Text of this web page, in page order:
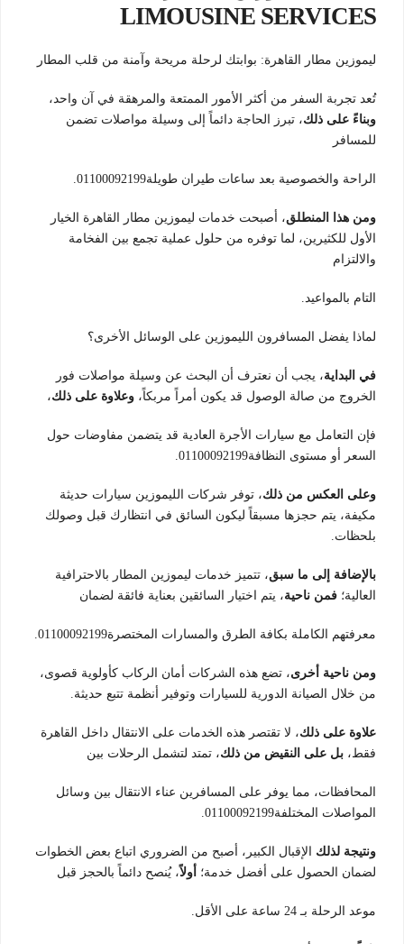
LIMOUSINE SERVICES
ليموزين مطار القاهرة: بوابتك لرحلة مريحة وآمنة من قلب المطار
تُعد تجربة السفر من أكثر الأمور الممتعة والمرهقة في آن واحد،
وبناءً على ذلك، تبرز الحاجة دائماً إلى وسيلة مواصلات تضمن
للمسافر
الراحة والخصوصية بعد ساعات طيران طويلة01100092199.
ومن هذا المنطلق، أصبحت خدمات ليموزين مطار القاهرة الخيار
الأول للكثيرين، لما توفره من حلول عملية تجمع بين الفخامة
والالتزام
التام بالمواعيد.
لماذا يفضل المسافرون الليموزين على الوسائل الأخرى؟
في البداية، يجب أن نعترف أن البحث عن وسيلة مواصلات فور
الخروج من صالة الوصول قد يكون أمراً مربكاً، وعلاوة على ذلك،
فإن التعامل مع سيارات الأجرة العادية قد يتضمن مفاوضات حول
السعر أو مستوى النظافة01100092199.
وعلى العكس من ذلك، توفر شركات الليموزين سيارات حديثة
مكيفة، يتم حجزها مسبقاً ليكون السائق في انتظارك قبل وصولك
بلحظات.
بالإضافة إلى ما سبق، تتميز خدمات ليموزين المطار بالاحترافية
العالية؛ فمن ناحية، يتم اختيار السائقين بعناية فائقة لضمان
معرفتهم الكاملة بكافة الطرق والمسارات المختصرة01100092199.
ومن ناحية أخرى، تضع هذه الشركات أمان الركاب كأولوية قصوى،
من خلال الصيانة الدورية للسيارات وتوفير أنظمة تتبع حديثة.
علاوة على ذلك، لا تقتصر هذه الخدمات على الانتقال داخل القاهرة
فقط، بل على النقيض من ذلك، تمتد لتشمل الرحلات بين
المحافظات، مما يوفر على المسافرين عناء الانتقال بين وسائل
المواصلات المختلفة01100092199.
ونتيجة لذلك الإقبال الكبير، أصبح من الضروري اتباع بعض الخطوات
لضمان الحصول على أفضل خدمة؛ أولاً، يُنصح دائماً بالحجز قبل
موعد الرحلة بـ 24 ساعة على الأقل.